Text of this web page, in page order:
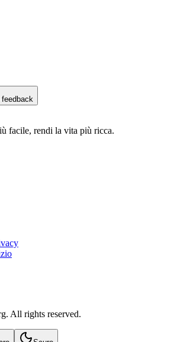
facile, rendi la vita più ricca.
All rights reserved.